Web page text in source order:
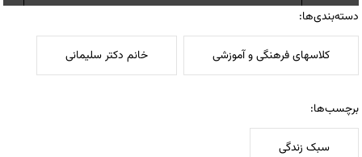
دسته‌بندی‌ها:
کلاسهای فرهنگی و آموزشی خانم دکتر سلیمانی
برچسب‌ها:
سبک زندگی